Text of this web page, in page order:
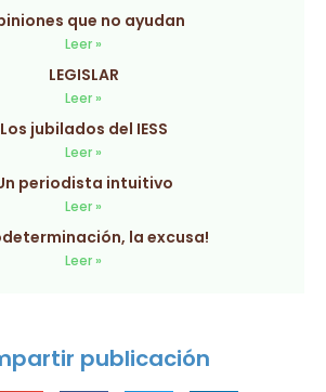
que no ayudan
Leer »
LEGISLAR
Leer »
Los jubilados del IESS
Leer »
periodista intuitivo
Leer »
la excusa!
Leer »
publicación